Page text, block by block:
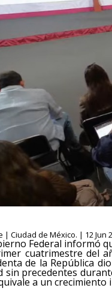
| Ciudad de México. | 12 Jun
Federal informó
cuatrimestre del
de la República
sin precedentes
a un